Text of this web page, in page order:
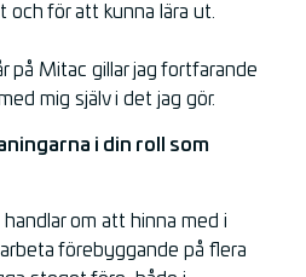
för att kunna lära ut.
på Mitac gillar jag fortfarande
mig själv i det jag gör.
i din roll som
om att hinna med i
förebyggande på flera